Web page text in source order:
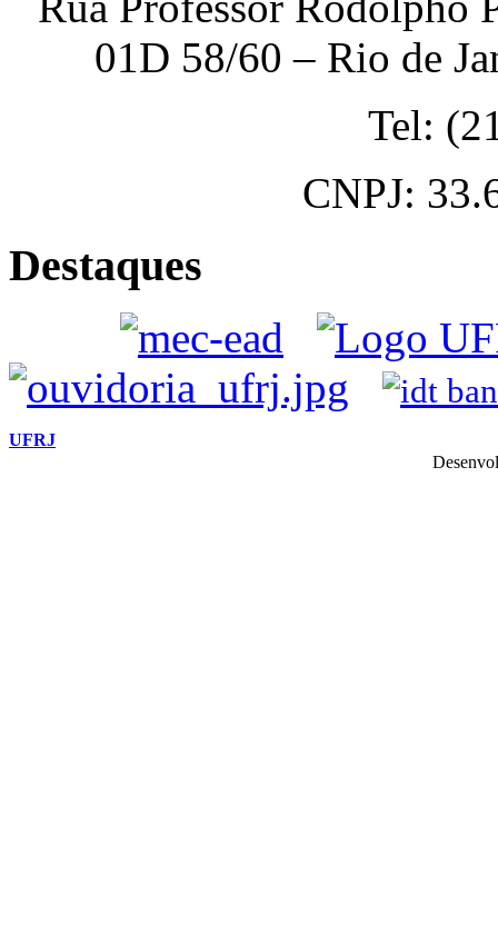
01D 58/60 – Rio de
Tel:
CNPJ:
Destaques
UFRJ